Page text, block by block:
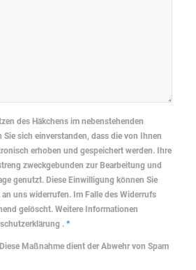
des Häkchens im nebenstehenden
Sie sich einverstanden, dass die von Ihnen
erhoben und gespeichert werden. Ihre
zweckgebunden zur Bearbeitung und
genutzt. Diese Einwilligung können Sie
uns widerrufen. Im Falle des Widerrufs
gelöscht. Weitere Informationen
. *
Maßnahme dient der Abwehr von Spam